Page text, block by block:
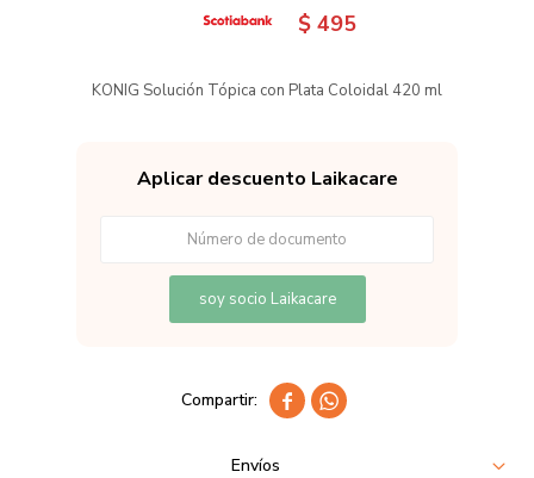
$ 495
KONIG Solución Tópica con Plata Coloidal 420 ml
Aplicar descuento Laikacare
soy socio Laikacare
 
Envíos